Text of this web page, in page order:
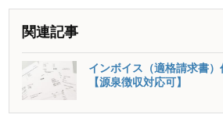
関連記事
インボイス（適格請求書
【源泉徴収対応可】